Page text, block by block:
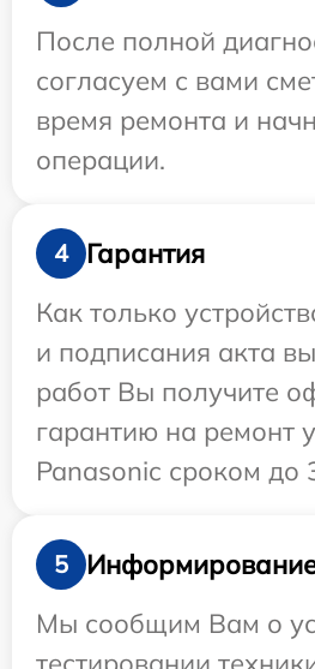
После полной
согласуем с вами
время ремонта и
операции.
4
Гарантия
Как только
и подписания акта
работ Вы получите
гарантию на ремонт
Panasonic сроком до
5
Информирование
Мы сообщим Вам о